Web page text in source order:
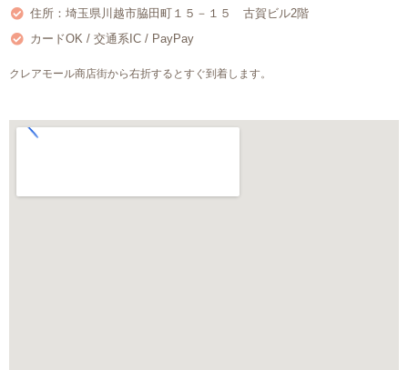
住所：埼玉県川越市脇田町１５－１５ 古賀ビル2階
カードOK / 交通系IC / PayPay
クレアモール商店街から右折するとすぐ到着します。